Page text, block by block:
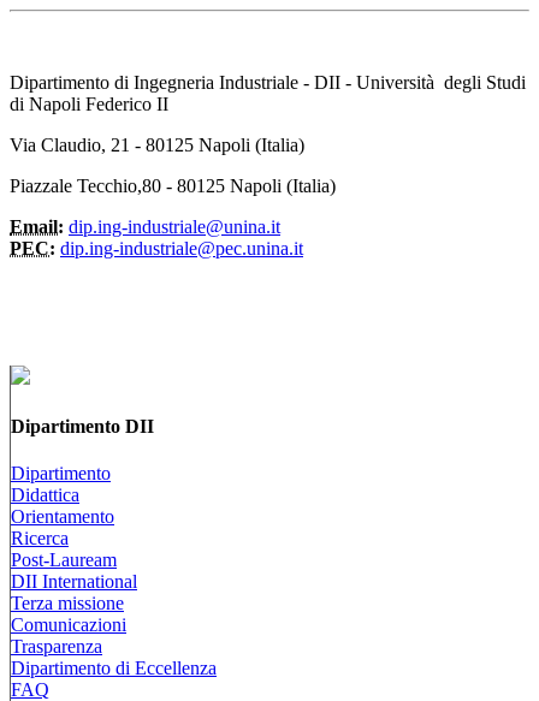
Dipartimento di Ingegneria Industriale - DII - Università degli Studi
di Napoli Federico II
Via Claudio, 21 - 80125 Napoli (Italia)
Piazzale Tecchio,80 - 80125 Napoli (Italia)
Email: dip.ing-industriale@unina.it
PEC: dip.ing-industriale@pec.unina.it
Dipartimento DII
Dipartimento
Didattica
Orientamento
Ricerca
Post-Lauream
DII International
Terza missione
Comunicazioni
Trasparenza
Dipartimento di Eccellenza
FAQ